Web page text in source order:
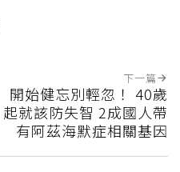
下一篇
開始健忘別輕忽！ 40歲
起就該防失智 2成國人帶
有阿茲海默症相關基因